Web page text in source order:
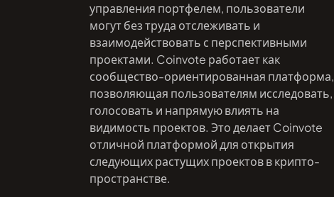
управления портфелем, пользователи
могут без труда отслеживать и
взаимодействовать с перспективными
проектами. Coinvote работает как
сообщество-ориентированная платформа,
позволяющая пользователям исследовать,
голосовать и напрямую влиять на
видимость проектов. Это делает Coinvote
отличной платформой для открытия
следующих растущих проектов в крипто-
пространстве.